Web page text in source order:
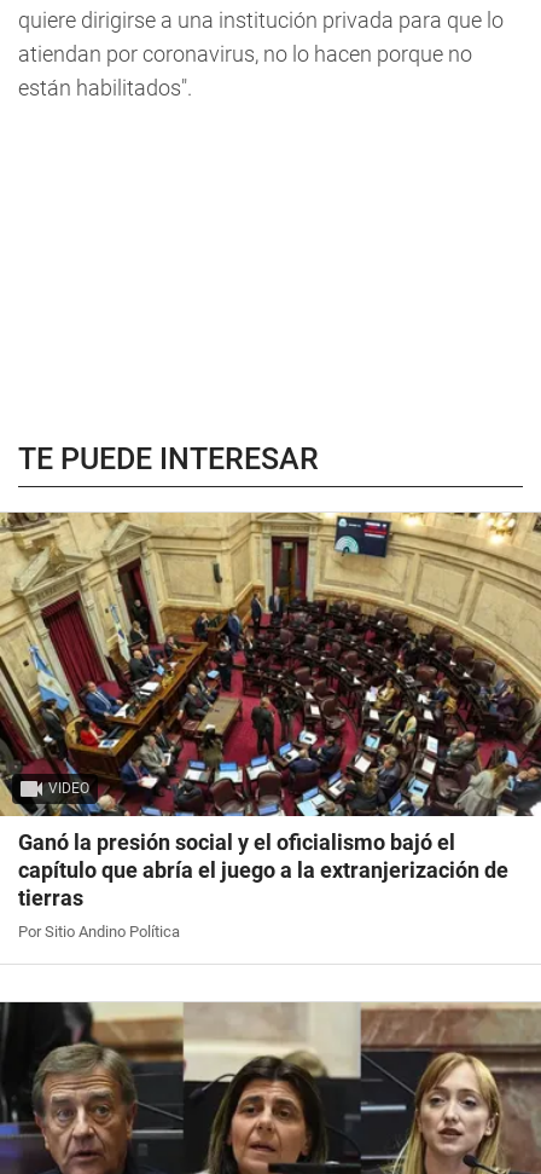
quiere dirigirse a una institución privada para que lo
atiendan por coronavirus, no lo hacen porque no
están habilitados".
TE PUEDE INTERESAR
VIDEO
Ganó la presión social y el oficialismo bajó el
capítulo que abría el juego a la extranjerización de
tierras
Por Sitio Andino Política